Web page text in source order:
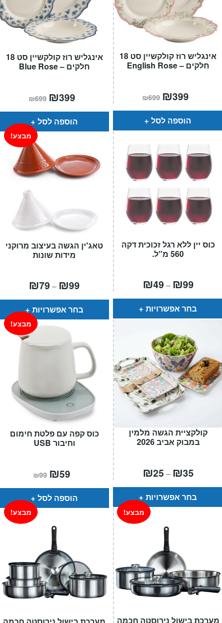
אינגליש רוז קולקשיין סט 18
חלקים – Blue Rose
₪699 המחיר
המקורי
היה:
₪699.
₪399
הוא:
הוספה לסל
אינגליש רוז קולקשיין סט 18
חלקים – English Rose
₪699 המחיר
המקורי
היה:
₪699.
₪399
הוא:
הוספה לסל
טאג'ין הגשה בעיצוב מרוקני
מידות שונות
מבצע!
₪79 – ₪99
⁦₪79⁩
עד
בחר אפשרויות
כוס יין ללא רגל זכוכית דקה
560 מ"ל.
₪49 – ₪99טווח
מחירים:
⁦₪49⁩
עד
בחר אפשרויות
כוס קפה עם פלטת חימום
וחיבור USB
מבצע!
₪99 המחיר
המקורי
היה:
₪99.
₪59
הוא:
הוספה לסל
קולקציית הגשה מלמין
במבוק אביב 2026
₪25 – ₪35טווח
מחירים:
⁦₪25⁩
עד
בחר אפשרויות
מבצע!
מערכת בישול נירוסטה חכמה
מבצע!